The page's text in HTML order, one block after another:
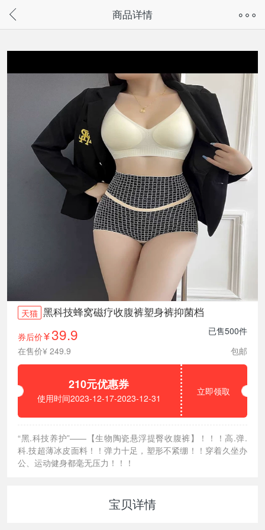
请通过微信或支付宝搜“奇兔客小程序”访问
商品详情
天猫 黑科技蜂窝磁疗收腹裤塑身裤抑菌档
券后价¥39.9
已售500件
在售价¥ 249.9
包邮
210元优惠券
使用时间2023-12-17-2023-12-31
立即领取
“黑.科技养护”——【生物陶瓷悬浮提臀收腹裤】！！！高.弹.
科.技超薄冰皮面料！！弹力十足，塑形不紧绷！！穿着久坐办
公、运动健身都毫无压力！！！
宝贝详情